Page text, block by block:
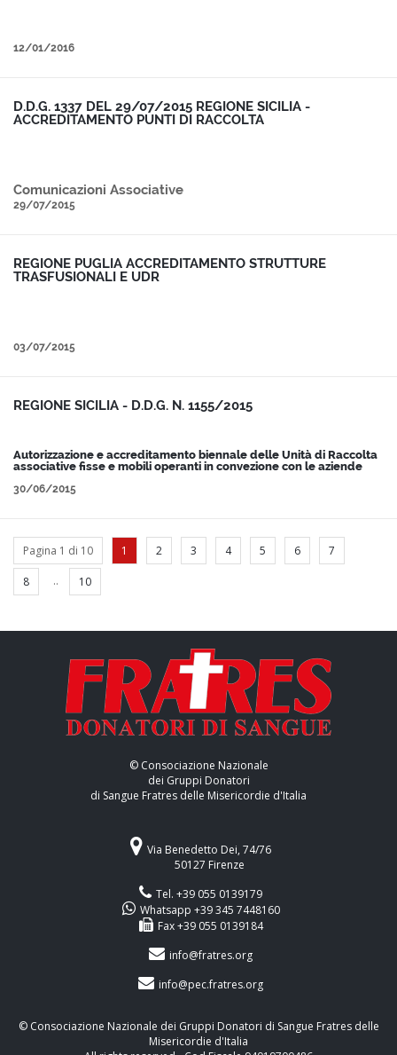
12/01/2016
D.D.G. 1337 DEL 29/07/2015 REGIONE SICILIA -
ACCREDITAMENTO PUNTI DI RACCOLTA
Comunicazioni Associative
29/07/2015
REGIONE PUGLIA ACCREDITAMENTO STRUTTURE
TRASFUSIONALI E UDR
03/07/2015
REGIONE SICILIA - D.D.G. N. 1155/2015
Autorizzazione e accreditamento biennale delle Unità di Raccolta
associative fisse e mobili operanti in convezione con le aziende
30/06/2015
Pagina 1 di 10 1 2 3 4 5 6 7
8 .. 10
© Consociazione Nazionale
dei Gruppi Donatori
di Sangue Fratres delle Misericordie d'Italia
Via Benedetto Dei, 74/76
50127 Firenze
Tel. +39 055 0139179
Whatsapp +39 345 7448160
Fax +39 055 0139184
info@fratres.org
info@pec.fratres.org
© Consociazione Nazionale dei Gruppi Donatori di Sangue Fratres delle
Misericordie d'Italia